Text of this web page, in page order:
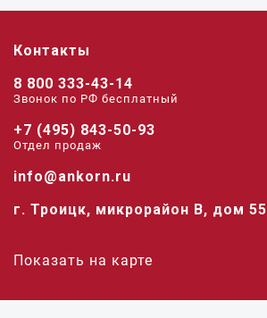
Контакты
8 800 333-43-14
Звонок по РФ беcплатный
+7 (495) 843-50-93
Отдел продаж
info@ankorn.ru
г. Троицк, микрорайон В, дом 55
Показать на карте